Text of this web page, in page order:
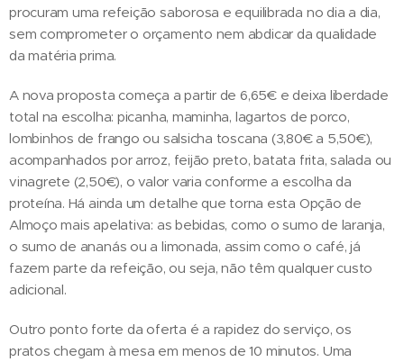
procuram uma refeição saborosa e equilibrada no dia a dia,
sem comprometer o orçamento nem abdicar da qualidade
da matéria prima.
A nova proposta começa a partir de 6,65€ e deixa liberdade
total na escolha: picanha, maminha, lagartos de porco,
lombinhos de frango ou salsicha toscana (3,80€ a 5,50€),
acompanhados por arroz, feijão preto, batata frita, salada ou
vinagrete (2,50€), o valor varia conforme a escolha da
proteína. Há ainda um detalhe que torna esta Opção de
Almoço mais apelativa: as bebidas, como o sumo de laranja,
o sumo de ananás ou a limonada, assim como o café, já
fazem parte da refeição, ou seja, não têm qualquer custo
adicional.
Outro ponto forte da oferta é a rapidez do serviço, os
pratos chegam à mesa em menos de 10 minutos. Uma